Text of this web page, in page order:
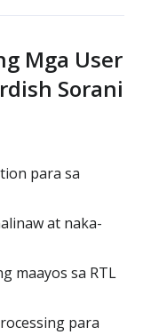
Mga User
Sorani
para sa
at naka-
maayos sa RTL
para